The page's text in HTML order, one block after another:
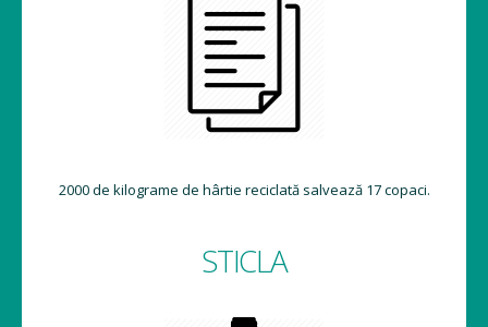
2000 de kilograme de hârtie reciclată salvează 17 copaci.
STICLA